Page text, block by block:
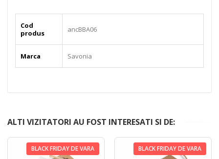
Cod
produs
ancBBA06
Marca Savonia
ALTI VIZITATORI AU FOST INTERESATI SI DE:
BLACK FRIDAY DE VARA BLACK FRIDAY DE VARA